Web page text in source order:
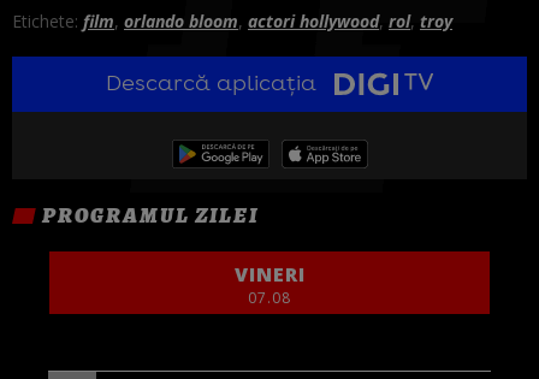
Etichete: film, orlando bloom, actori hollywood, rol, troy
Descarcă aplicația
PROGRAMUL ZILEI
VINERI
07.08